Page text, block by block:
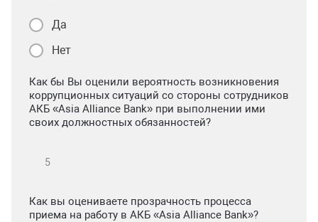
Да
Нет
Как бы Вы оценили вероятность возникновения
коррупционных ситуаций со стороны сотрудников
АКБ «Asia Alliance Bank» при выполнении ими
своих должностных обязанностей?
Как вы оцениваете прозрачность процесса
приема на работу в АКБ «Asia Alliance Bank»?